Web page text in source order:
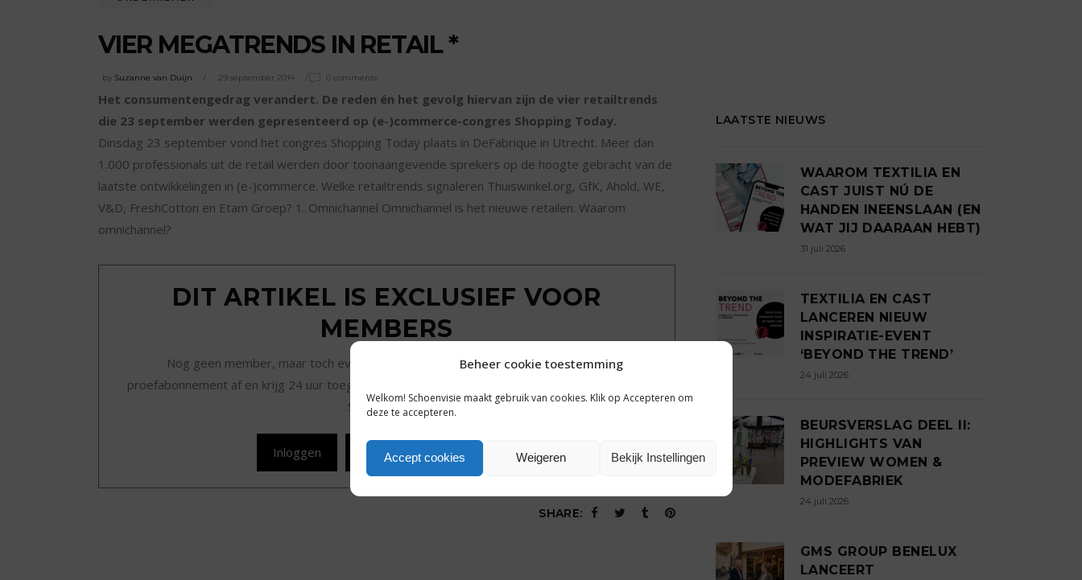
Beheer cookie toestemming
Welkom! Schoenvisie maakt gebruik van cookies. Klik op Accepteren om
deze te accepteren.
Accept cookies Weigeren Bekijk Instellingen
VIER MEGATRENDS IN RETAIL *
by Suzanne van Duijn 29 september 2014 0 comments
Het consumentengedrag verandert. De reden én het gevolg hiervan zijn de vier retailtrends
die 23 september werden gepresenteerd op (e-)commerce-congres Shopping Today.
Dinsdag 23 september vond het congres Shopping Today plaats in DeFabrique in Utrecht. Meer dan
1.000 professionals uit de retail werden door toonaangevende sprekers op de hoogte gebracht van de
laatste ontwikkelingen in (e-)commerce. Welke retailtrends signaleren Thuiswinkel.org, GfK, Ahold, WE,
V&D, FreshCotton en Etam Groep? 1. Omnichannel Omnichannel is het nieuwe retailen. Waarom
omnichannel?
DIT ARTIKEL IS EXCLUSIEF VOOR
MEMBERS
Nog geen member, maar toch even rondkijken achter de poort? Sluit een gratis
proefabonnement af en krijg 24 uur toegang tot alle plusartikelen en het complete archief van
Schoenvisie.nl.
Inloggen Een dag gratis toegang
SHARE:
LAATSTE NIEUWS
WAAROM TEXTILIA EN
CAST JUIST NÚ DE
HANDEN INEENSLAAN (EN
WAT JIJ DAARAAN HEBT)
31 juli 2026
TEXTILIA EN CAST
LANCEREN NIEUW
INSPIRATIE-EVENT
‘BEYOND THE TREND’
24 juli 2026
BEURSVERSLAG DEEL II:
HIGHLIGHTS VAN
PREVIEW WOMEN &
MODEFABRIEK
24 juli 2026
GMS GROUP BENELUX
LANCEERT